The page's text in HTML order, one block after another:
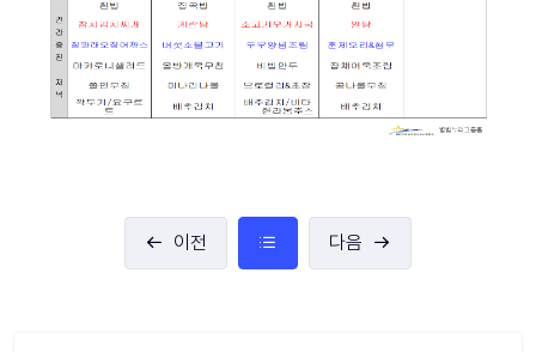
이전 다음